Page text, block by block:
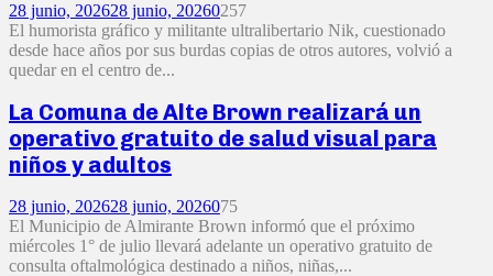
28 junio, 202628 junio, 20260257
El humorista gráfico y militante ultralibertario Nik, cuestionado
desde hace años por sus burdas copias de otros autores, volvió a
quedar en el centro de...
La Comuna de Alte Brown realizará un
operativo gratuito de salud visual para
niños y adultos
28 junio, 202628 junio, 2026075
El Municipio de Almirante Brown informó que el próximo
miércoles 1° de julio llevará adelante un operativo gratuito de
consulta oftalmológica destinado a niños, niñas,...